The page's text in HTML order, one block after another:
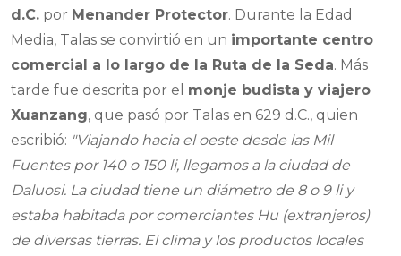
d.C. por Menander Protector. Durante la Edad
Media, Talas se convirtió en un importante centro
comercial a lo largo de la Ruta de la Seda. Más
tarde fue descrita por el monje budista y viajero
Xuanzang, que pasó por Talas en 629 d.C., quien
escribió: "Viajando hacia el oeste desde las Mil
Fuentes por 140 o 150 li, llegamos a la ciudad de
Daluosi. La ciudad tiene un diámetro de 8 o 9 li y
estaba habitada por comerciantes Hu (extranjeros)
de diversas tierras. El clima y los productos locales